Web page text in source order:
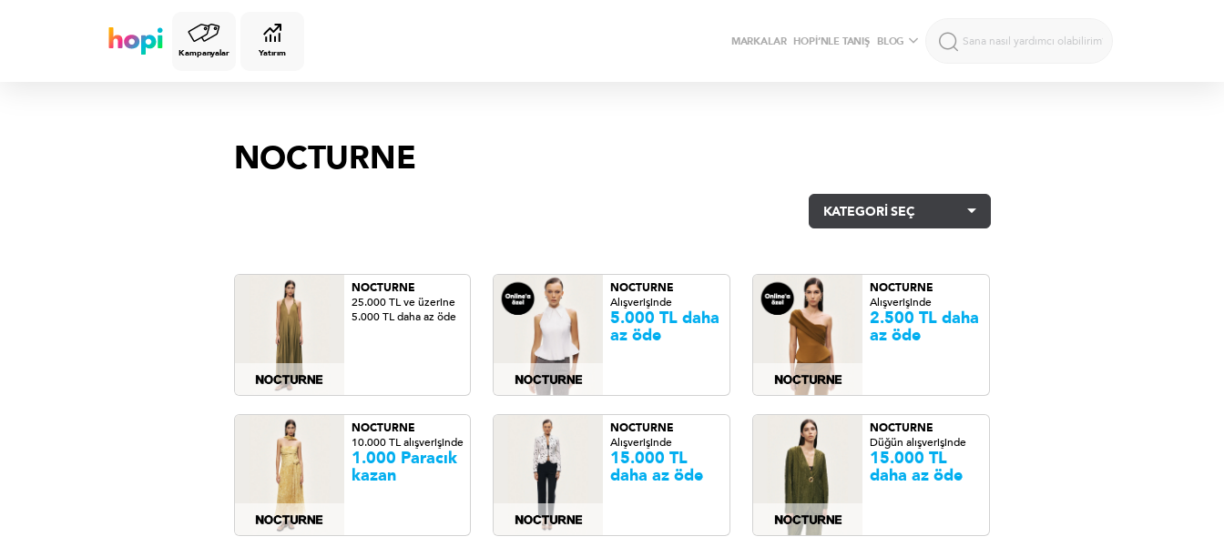
Kampanyalar Yatırım
MARKALAR HOPİ’NLE TANIŞ BLOG
NOCTURNE
KATEGORİ SEÇ
NOCTURNE
25.000 TL ve üzerine
5.000 TL daha az öde
NOCTURNE
Alışverişinde
5.000 TL daha
az öde
NOCTURNE
Alışverişinde
2.500 TL daha
az öde
NOCTURNE
10.000 TL alışverişinde
1.000 Paracık
kazan
NOCTURNE
Alışverişinde
15.000 TL
daha az öde
NOCTURNE
Düğün alışverişinde
15.000 TL
daha az öde